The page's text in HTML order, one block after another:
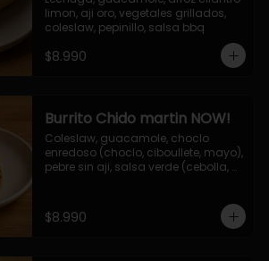
limon, aji oro, vegetales grillados,
coleslaw, pepinillo, salsa bbq
$8.990
Burrito Chido martin NOW!
Coleslaw, guacamole, choclo
enredoso (choclo, ciboullete, mayo),
pebre sin aji, salsa verde (cebolla,
$8.990